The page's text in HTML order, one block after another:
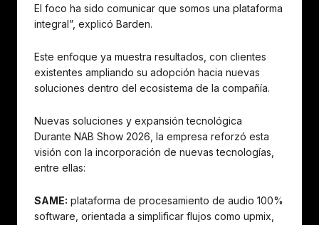
El foco ha sido comunicar que somos una plataforma
integral”, explicó Barden.
Este enfoque ya muestra resultados, con clientes
existentes ampliando su adopción hacia nuevas
soluciones dentro del ecosistema de la compañía.
Nuevas soluciones y expansión tecnológica
Durante NAB Show 2026, la empresa reforzó esta
visión con la incorporación de nuevas tecnologías,
entre ellas:
SAME: plataforma de procesamiento de audio 100%
software, orientada a simplificar flujos como upmix,